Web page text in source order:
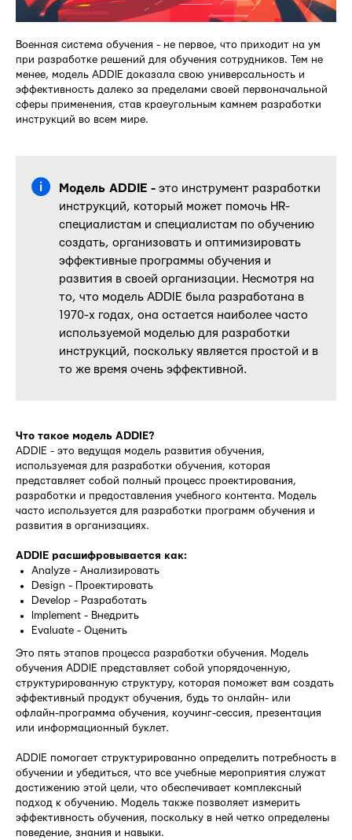
Военная система обучения - не первое, что приходит на ум
при разработке решений для обучения сотрудников. Тем не
менее, модель ADDIE доказала свою универсальность и
эффективность далеко за пределами своей первоначальной
сферы применения, став краеугольным камнем разработки
инструкций во всем мире.
Модель ADDIE - это инструмент разработки
инструкций, который может помочь HR-
специалистам и специалистам по обучению
создать, организовать и оптимизировать
эффективные программы обучения и
развития в своей организации. Несмотря на
то, что модель ADDIE была разработана в
1970-х годах, она остается наиболее часто
используемой моделью для разработки
инструкций, поскольку является простой и в
то же время очень эффективной.
Что такое модель ADDIE?
ADDIE - это ведущая модель развития обучения,
используемая для разработки обучения, которая
представляет собой полный процесс проектирования,
разработки и предоставления учебного контента. Модель
часто используется для разработки программ обучения и
развития в организациях.
ADDIE расшифровывается как:
Analyze - Анализировать
Design - Проектировать
Develop - Разработать
Implement - Внедрить
Evaluate - Оценить
Это пять этапов процесса разработки обучения. Модель
обучения ADDIE представляет собой упорядоченную,
структурированную структуру, которая поможет вам создать
эффективный продукт обучения, будь то онлайн- или
офлайн-программа обучения, коучинг-сессия, презентация
или информационный буклет.
ADDIE помогает структурированно определить потребность в
обучении и убедиться, что все учебные мероприятия служат
достижению этой цели, что обеспечивает комплексный
подход к обучению. Модель также позволяет измерить
эффективность обучения, поскольку в ней четко определены
поведение, знания и навыки.